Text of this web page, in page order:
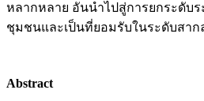
หลากหลาย อันนำไปสู่การยกระดับร
ชุมชนและเป็นที่ยอมรับในระดับสาก
Abstract